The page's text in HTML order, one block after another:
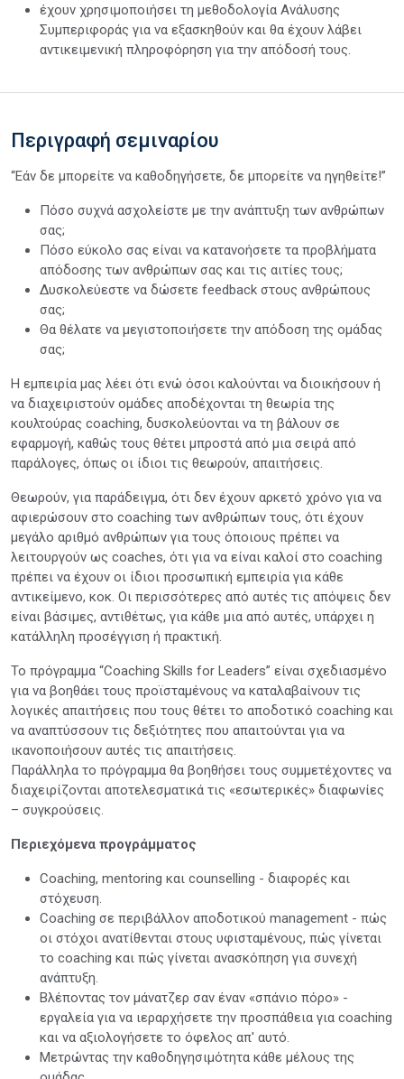
έχουν χρησιμοποιήσει τη μεθοδολογία Ανάλυσης
Συμπεριφοράς για να εξασκηθούν και θα έχουν λάβει
αντικειμενική πληροφόρηση για την απόδοσή τους.
Περιγραφή σεμιναρίου
“Εάν δε μπορείτε να καθοδηγήσετε, δε μπορείτε να ηγηθείτε!”
Πόσο συχνά ασχολείστε με την ανάπτυξη των ανθρώπων
σας;
Πόσο εύκολο σας είναι να κατανοήσετε τα προβλήματα
απόδοσης των ανθρώπων σας και τις αιτίες τους;
Δυσκολεύεστε να δώσετε feedback στους ανθρώπους
σας;
Θα θέλατε να μεγιστοποιήσετε την απόδοση της ομάδας
σας;
Η εμπειρία μας λέει ότι ενώ όσοι καλούνται να διοικήσουν ή
να διαχειριστούν ομάδες αποδέχονται τη θεωρία της
κουλτούρας coaching, δυσκολεύονται να τη βάλουν σε
εφαρμογή, καθώς τους θέτει μπροστά από μια σειρά από
παράλογες, όπως οι ίδιοι τις θεωρούν, απαιτήσεις.
Θεωρούν, για παράδειγμα, ότι δεν έχουν αρκετό χρόνο για να
αφιερώσουν στο coaching των ανθρώπων τους, ότι έχουν
μεγάλο αριθμό ανθρώπων για τους όποιους πρέπει να
λειτουργούν ως coaches, ότι για να είναι καλοί στο coaching
πρέπει να έχουν οι ίδιοι προσωπική εμπειρία για κάθε
αντικείμενο, κοκ. Οι περισσότερες από αυτές τις απόψεις δεν
είναι βάσιμες, αντιθέτως, για κάθε μια από αυτές, υπάρχει η
κατάλληλη προσέγγιση ή πρακτική.
Το πρόγραμμα “Coaching Skills for Leaders” είναι σχεδιασμένο
για να βοηθάει τους προϊσταμένους να καταλαβαίνουν τις
λογικές απαιτήσεις που τους θέτει το αποδοτικό coaching και
να αναπτύσσουν τις δεξιότητες που απαιτούνται για να
ικανοποιήσουν αυτές τις απαιτήσεις.
Παράλληλα το πρόγραμμα θα βοηθήσει τους συμμετέχοντες να
διαχειρίζονται αποτελεσματικά τις «εσωτερικές» διαφωνίες
– συγκρούσεις.
Περιεχόμενα προγράμματος
Coaching, mentoring και counselling - διαφορές και
στόχευση.
Coaching σε περιβάλλον αποδοτικού management - πώς
οι στόχοι ανατίθενται στους υφισταμένους, πώς γίνεται
το coaching και πώς γίνεται ανασκόπηση για συνεχή
ανάπτυξη.
Βλέποντας τον μάνατζερ σαν έναν «σπάνιο πόρο» -
εργαλεία για να ιεραρχήσετε την προσπάθεια για coaching
και να αξιολογήσετε το όφελος απ' αυτό.
Μετρώντας την καθοδηγησιμότητα κάθε μέλους της